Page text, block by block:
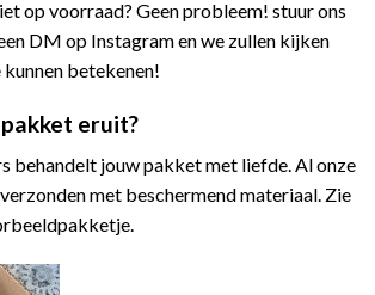
op voorraad? Geen probleem! stuur ons
DM op Instagram en we zullen kijken
betekenen!
eruit?
behandelt jouw pakket met liefde. Al onze
met beschermend materiaal. Zie